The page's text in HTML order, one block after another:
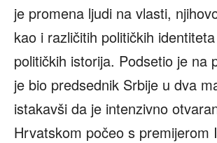
je promena ljudi na vlasti,
kao i različitih političkih
političkih istorija. Podsetio je na
je bio predsednik Srbije u dva
istakavši da je intenzivno
Hrvatskom počeo s premijerom